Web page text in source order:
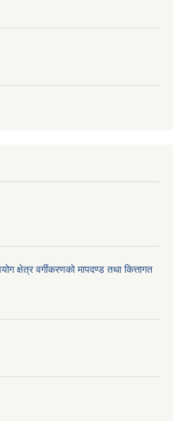
क्षेत्र वर्गीकरणको मापदण्ड तथा कित्तागत